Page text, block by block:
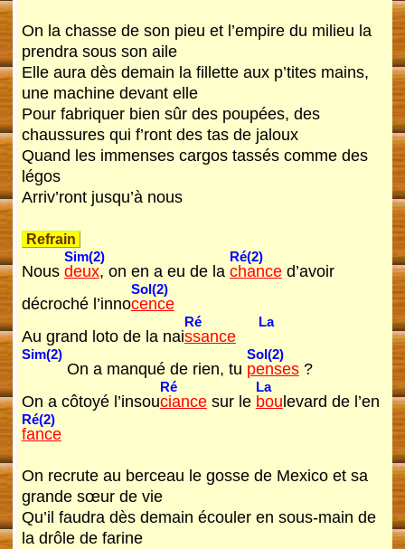
On la chasse de son pieu et l’empire du milieu la
prendra sous son aile
Elle aura dès demain la fillette aux p’tites mains,
une machine devant elle
Pour fabriquer bien sûr des poupées, des
chaussures qui f’ront des tas de jaloux
Quand les immenses cargos tassés comme des
légos
Arriv’ront jusqu’à nous
Refrain
Nous
Sim(2)
deux, on en a eu de la
Ré(2)
chanced’avoir
décroché l’inno
Sol(2)
cence
Au grand loto de la nai
Ré
ssance
La
Sim(2)
On a manqué de rien, tu
Sol(2)
penses?
On a côtoyé l’insou
Ré
ciancesur le
La
bou levard de l’en
Ré(2)
fance
On recrute au berceau le gosse de Mexico et sa
grande sœur de vie
Qu’il faudra dès demain écouler en sous-main de
la drôle de farine